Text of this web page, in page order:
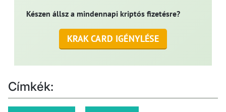
Készen állsz a mindennapi kriptós fizetésre?
KRAK CARD IGÉNYLÉSE
Címkék: